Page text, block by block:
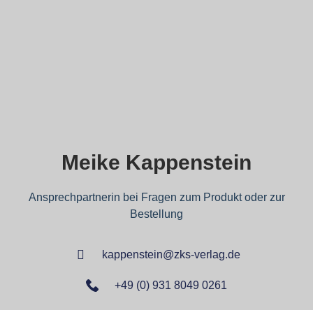
Meike Kappenstein
Ansprechpartnerin bei Fragen zum Produkt oder zur
Bestellung
kappenstein@zks-verlag.de
+49 (0) 931 8049 0261